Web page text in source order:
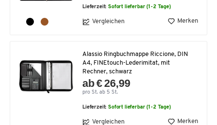
Lieferzeit:Sofort lieferbar (1-2 Tage)
Vergleichen Merken
Alassio Ringbuchmappe Riccione, DIN
A4, FINEtouch-Lederimitat, mit
Rechner, schwarz
ab € 26,99
pro St. ab 5 St.
Lieferzeit:Sofort lieferbar (1-2 Tage)
Vergleichen Merken